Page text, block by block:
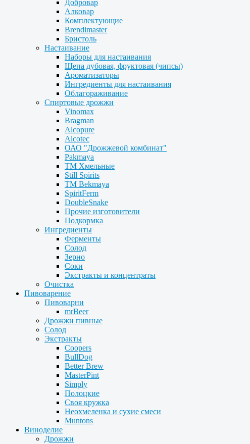
Добровар
Алковар
Комплектующие
Brendimaster
Бристоль
Настаивание
Наборы для настаивания
Щепа дубовая, фруктовая (чипсы)
Ароматизаторы
Ингредиенты для настаивания
Облагораживание
Спиртовые дрожжи
Vinomax
Bragman
Alcopure
Alcotec
ОАО "Дрожжевой комбинат"
Pakmaya
ТМ Хмельные
Still Spirits
ТМ Bekmaya
SpiritFerm
DoubleSnake
Прочие изготовители
Подкормка
Ингредиенты
Ферменты
Солод
Зерно
Соки
Экстракты и концентраты
Очистка
Пивоварение
Пивоварни
mrBeer
Дрожжи пивные
Солод
Экстракты
Coopers
BullDog
Better Brew
MasterPint
Simply
Полоцкие
Своя кружка
Неохмеленка и сухие смеси
Muntons
Виноделие
Дрожжи